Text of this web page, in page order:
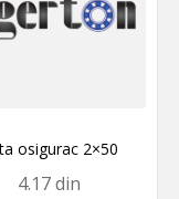
osigurac 2×50
4.17din